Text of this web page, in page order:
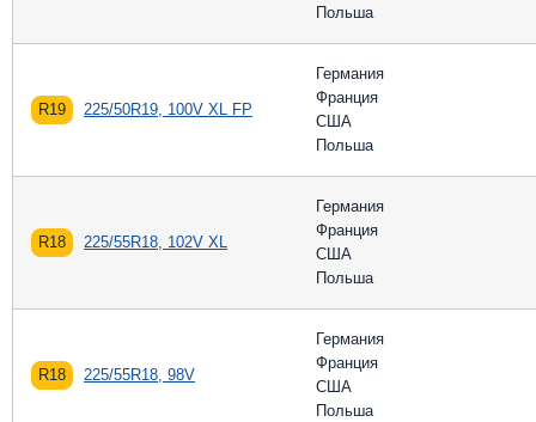
Польша
R19 225/50R19, 100V XL FP
Германия
Франция
США
Польша
R18 225/55R18, 102V XL
Германия
Франция
США
Польша
R18 225/55R18, 98V
Германия
Франция
США
Польша